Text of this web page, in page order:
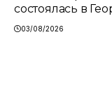
состоялась в
03/08/2026